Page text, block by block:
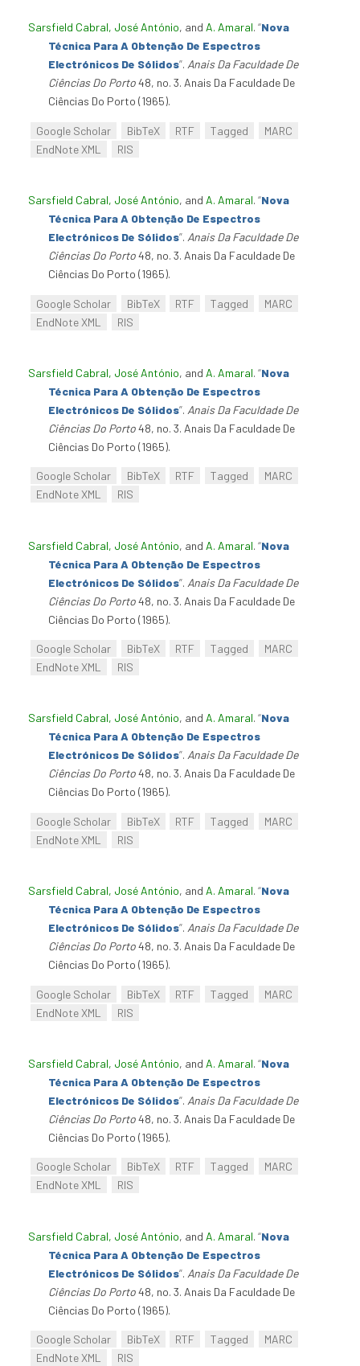
Sarsfield Cabral, José António, and A. Amaral. “Nova
Técnica Para A Obtenção De Espectros
Electrónicos De Sólidos”. Anais Da Faculdade De
Ciências Do Porto48, no. 3. Anais Da Faculdade De
Ciências Do Porto (1965).
Google Scholar BibTeX RTF Tagged
MARC
EndNote XML
RIS
Sarsfield Cabral, José António, and A. Amaral. “Nova
Técnica Para A Obtenção De Espectros
Electrónicos De Sólidos”. Anais Da Faculdade De
Ciências Do Porto48, no. 3. Anais Da Faculdade De
Ciências Do Porto (1965).
Google Scholar BibTeX RTF Tagged
MARC
EndNote XML
RIS
Sarsfield Cabral, José António, and A. Amaral. “Nova
Técnica Para A Obtenção De Espectros
Electrónicos De Sólidos”. Anais Da Faculdade De
Ciências Do Porto48, no. 3. Anais Da Faculdade De
Ciências Do Porto (1965).
Google Scholar BibTeX RTF Tagged
MARC
EndNote XML
RIS
Sarsfield Cabral, José António, and A. Amaral. “Nova
Técnica Para A Obtenção De Espectros
Electrónicos De Sólidos”. Anais Da Faculdade De
Ciências Do Porto48, no. 3. Anais Da Faculdade De
Ciências Do Porto (1965).
Google Scholar BibTeX RTF Tagged
MARC
EndNote XML
RIS
Sarsfield Cabral, José António, and A. Amaral. “Nova
Técnica Para A Obtenção De Espectros
Electrónicos De Sólidos”. Anais Da Faculdade De
Ciências Do Porto48, no. 3. Anais Da Faculdade De
Ciências Do Porto (1965).
Google Scholar BibTeX RTF Tagged
MARC
EndNote XML
RIS
Sarsfield Cabral, José António, and A. Amaral. “Nova
Técnica Para A Obtenção De Espectros
Electrónicos De Sólidos”. Anais Da Faculdade De
Ciências Do Porto48, no. 3. Anais Da Faculdade De
Ciências Do Porto (1965).
Google Scholar BibTeX RTF Tagged
MARC
EndNote XML
RIS
Sarsfield Cabral, José António, and A. Amaral. “Nova
Técnica Para A Obtenção De Espectros
Electrónicos De Sólidos”. Anais Da Faculdade De
Ciências Do Porto48, no. 3. Anais Da Faculdade De
Ciências Do Porto (1965).
Google Scholar BibTeX RTF Tagged
MARC
EndNote XML
RIS
Sarsfield Cabral, José António, and A. Amaral. “Nova
Técnica Para A Obtenção De Espectros
Electrónicos De Sólidos”. Anais Da Faculdade De
Ciências Do Porto48, no. 3. Anais Da Faculdade De
Ciências Do Porto (1965).
Google Scholar BibTeX RTF Tagged
MARC
EndNote XML
RIS